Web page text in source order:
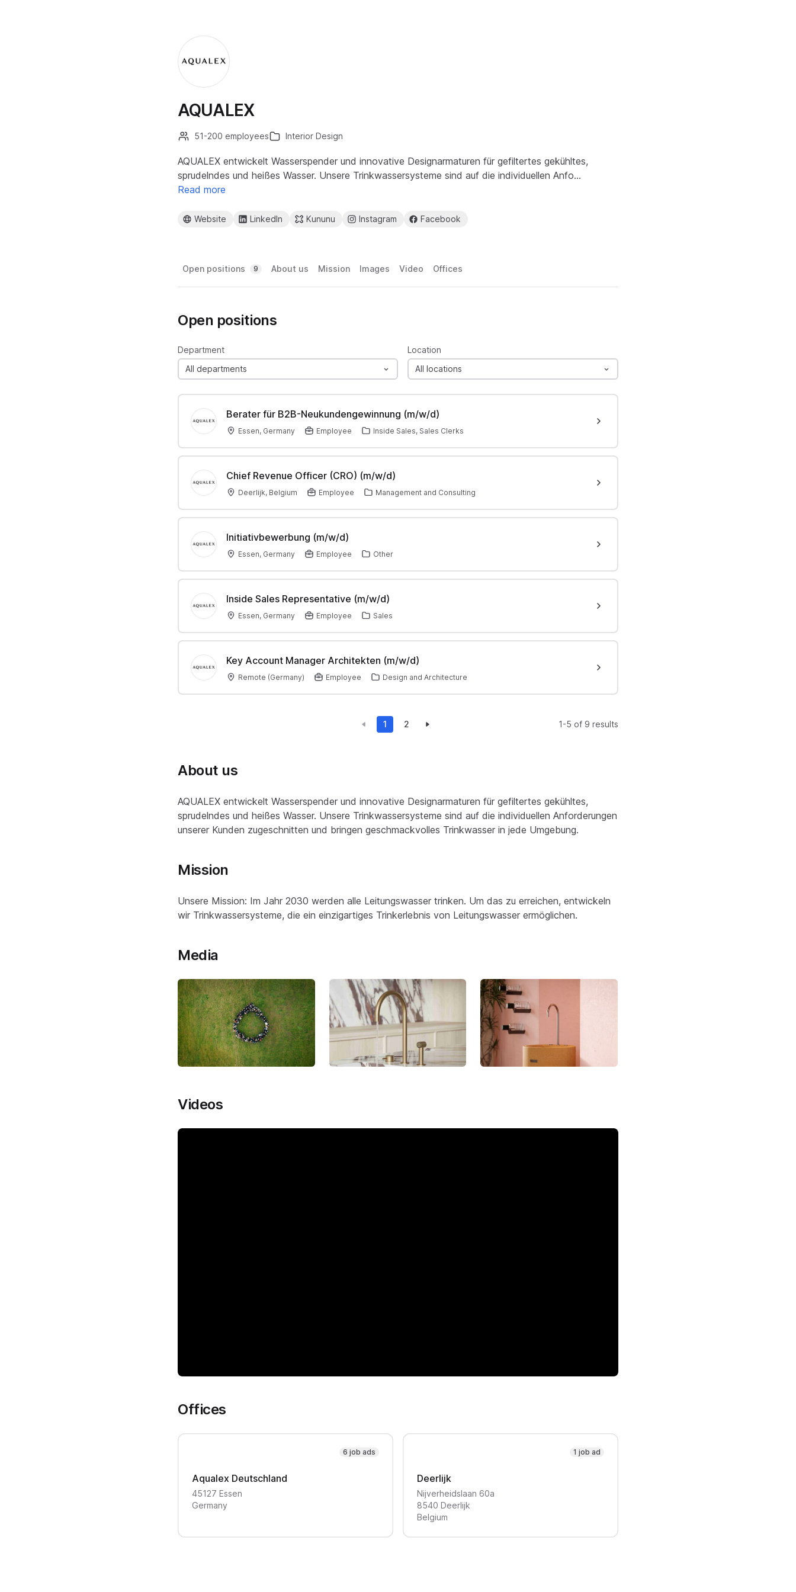
AQUALEX
51-200 employees Interior Design
AQUALEX entwickelt Wasserspender und innovative Designarmaturen für gefiltertes gekühltes,
sprudelndes und heißes Wasser. Unsere Trinkwassersysteme sind auf die individuellen Anfo…
Read more
Website LinkedIn Kununu Instagram Facebook
Open positions 9 About us Mission Images Video Offices
Open positions
Department
All departments
Location
All locations
Berater für B2B-Neukundengewinnung (m/w/d)
Essen, Germany Employee Inside Sales, Sales Clerks
Chief Revenue Officer (CRO) (m/w/d)
Deerlijk, Belgium Employee Management and Consulting
Initiativbewerbung (m/w/d)
Essen, Germany Employee Other
Inside Sales Representative (m/w/d)
Essen, Germany Employee Sales
Key Account Manager Architekten (m/w/d)
Remote (Germany) Employee Design and Architecture
1 2 1-5 of 9 results
About us
AQUALEX entwickelt Wasserspender und innovative Designarmaturen für gefiltertes gekühltes,
sprudelndes und heißes Wasser. Unsere Trinkwassersysteme sind auf die individuellen Anforderungen
unserer Kunden zugeschnitten und bringen geschmackvolles Trinkwasser in jede Umgebung.
Mission
Unsere Mission: Im Jahr 2030 werden alle Leitungswasser trinken. Um das zu erreichen, entwickeln
wir Trinkwassersysteme, die ein einzigartiges Trinkerlebnis von Leitungswasser ermöglichen.
Media
Videos
Offices
6 job ads
Aqualex Deutschland
45127 Essen
Germany
1 job ad
Deerlijk
Nijverheidslaan 60a
8540 Deerlijk
Belgium